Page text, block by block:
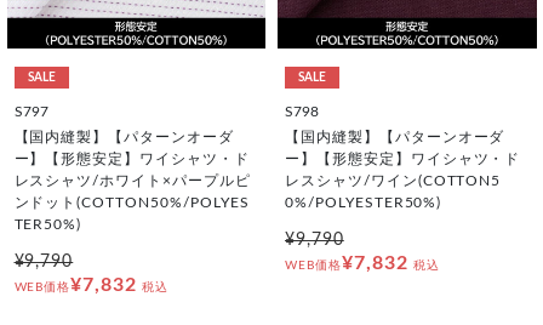
SALE
S797
【国内縫製】【パターンオーダ
ー】【形態安定】ワイシャツ・ド
レスシャツ/ホワイト×パープルピ
ンドット(COTTON50%/POLYES
TER50%)
¥9,790
WEB価格¥7,832 税込
SALE
S798
【国内縫製】【パターンオーダ
ー】【形態安定】ワイシャツ・ド
レスシャツ/ワイン(COTTON5
0%/POLYESTER50%)
¥9,790
WEB価格¥7,832 税込